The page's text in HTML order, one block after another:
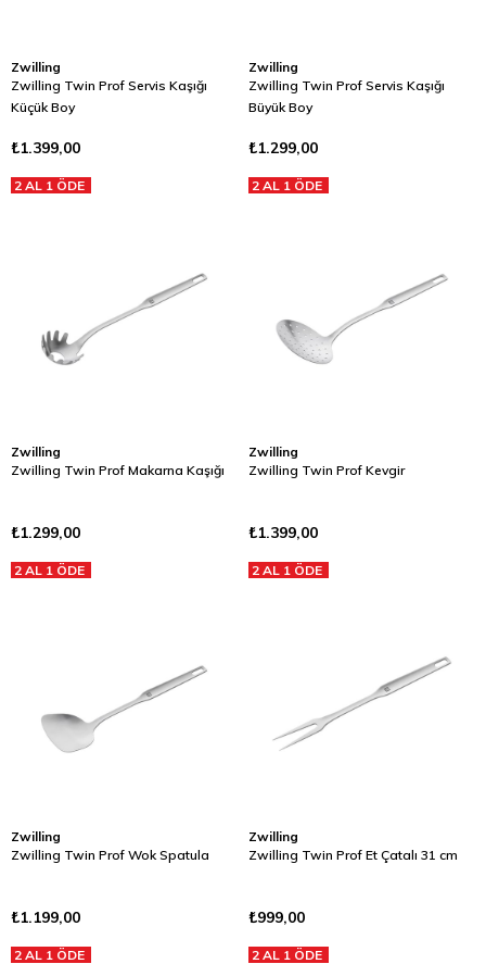
Zwilling
Zwilling Twin Prof Servis Kaşığı
Küçük Boy
₺1.399,00
2 AL 1 ÖDE
Zwilling
Zwilling Twin Prof Servis Kaşığı
Büyük Boy
₺1.299,00
2 AL 1 ÖDE
Zwilling
Zwilling Twin Prof Makarna Kaşığı
₺1.299,00
2 AL 1 ÖDE
Zwilling
Zwilling Twin Prof Kevgir
₺1.399,00
2 AL 1 ÖDE
Zwilling
Zwilling Twin Prof Wok Spatula
₺1.199,00
2 AL 1 ÖDE
Zwilling
Zwilling Twin Prof Et Çatalı 31 cm
₺999,00
2 AL 1 ÖDE